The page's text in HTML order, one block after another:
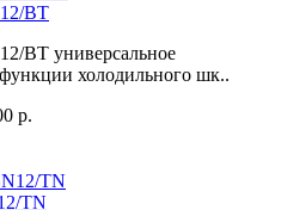
BT
BT универсальное
холодильного шк..
р.
TN